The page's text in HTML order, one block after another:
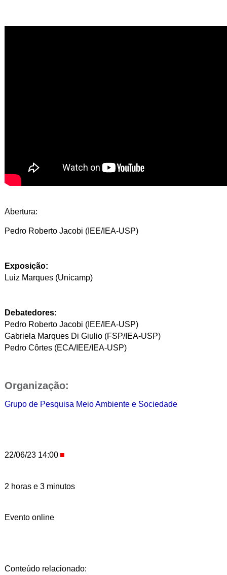
Abertura:
Pedro Roberto Jacobi (IEE/IEA-USP)
Exposição:
Luiz Marques (Unicamp)
Debatedores:
Pedro Roberto Jacobi (IEE/IEA-USP)
Gabriela Marques Di Giulio (FSP/IEA-USP)
Pedro Côrtes (ECA/IEE/IEA-USP)
Organização:
Grupo de Pesquisa Meio Ambiente e Sociedade
22/06/23 14:00
2 horas e 3 minutos
Evento online
Conteúdo relacionado: